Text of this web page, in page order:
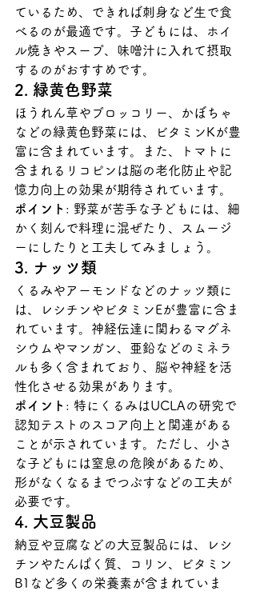
ているため、できれば刺身など生で食
べるのが最適です。子どもには、ホイ
ル焼きやスープ、味噌汁に入れて摂取
するのがおすすめです。
2. 緑黄色野菜
ほうれん草やブロッコリー、かぼちゃ
などの緑黄色野菜には、ビタミンKが豊
富に含まれています。また、トマトに
含まれるリコピンは脳の老化防止や記
憶力向上の効果が期待されています。
ポイント : 野菜が苦手な子どもには、細
かく刻んで料理に混ぜたり、スムージ
ーにしたりと工夫してみましょう。
3. ナッツ類
くるみやアーモンドなどのナッツ類に
は、レシチンやビタミンEが豊富に含ま
れています。神経伝達に関わるマグネ
シウムやマンガン、亜鉛などのミネラ
ルも多く含まれており、脳や神経を活
性化させる効果があります。
ポイント : 特にくるみはUCLAの研究で
認知テストのスコア向上と関連がある
ことが示されています。ただし、小さ
な子どもには窒息の危険があるため、
形がなくなるまでつぶすなどの工夫が
必要です。
4. 大豆製品
納豆や豆腐などの大豆製品には、レシ
チンやたんぱく質、コリン、ビタミン
B1など多くの栄養素が含まれていま